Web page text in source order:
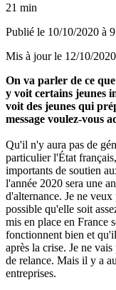
21 min
Publié le 10/10/2020 à
Mis à jour le 12/10/
On va parler de ce
y voit certains jeunes
voit des jeunes qui
message voulez-vous
Qu'il n'y aura pas de
particulier l'État
importants de soutien
l'année 2020 sera une
d'alternance. Je ne
possible qu'elle soit
mis en place en France
fonctionnent bien et
après la crise. Je ne
de relance. Mais il y a
entreprises.